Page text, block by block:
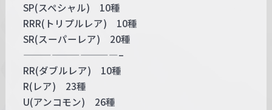
SP(スペシャル) 10種
RRR(トリプルレア) 10種
SR(スーパーレア) 20種
——————————–
RR(ダブルレア) 10種
R(レア) 23種
U(アンコモン) 26種